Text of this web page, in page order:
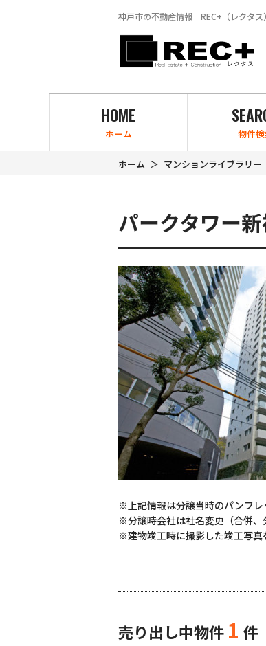
神戸市の不動産情報 REC+（レクタス
HOME
ホーム 物件
ホーム マンションライブラリー
パークタワー
※上記情報は分譲当時のパンフレ
※分譲時会社は社名変更（合併、
※建物竣工時に撮影した竣工写真
売り出し中物件 1 件